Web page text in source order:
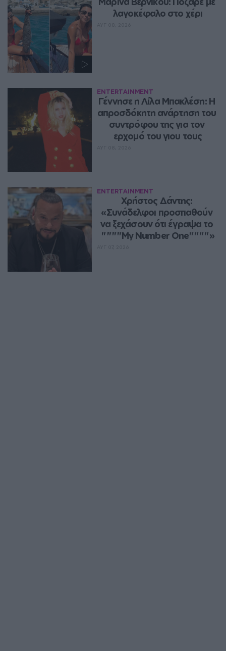
λαγοκέφαλο στο χέρι
ENTERTAINMENT
Γέννησε η Λίλα Μπακλέση: Η
απροσδόκητη ανάρτηση του
συντρόφου της για τον
ερχομό του γιου τους
ENTERTAINMENT
Χρήστος Δάντης:
«Συνάδελφοι προσπαθούν
να ξεχάσουν ότι έγραψα το
""""My Number One""""»